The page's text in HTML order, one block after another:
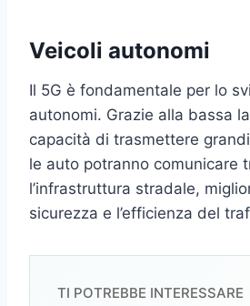
Veicoli autonomi
Il 5G è fondamentale per lo
autonomi. Grazie alla bassa
capacità di trasmettere
le auto potranno comunicare
l’infrastruttura stradale,
sicurezza e l’efficienza del
TI POTREBBE INTERESSARE